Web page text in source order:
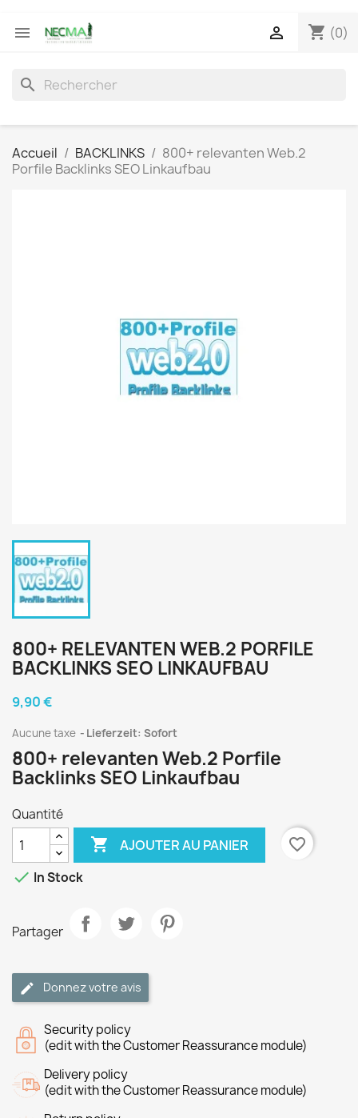
 shopping_cart (0)

search
Accueil BACKLINKS
800+ relevanten Web.2
Porfile Backlinks SEO Linkaufbau
800+ RELEVANTEN WEB.2 PORFILE
BACKLINKS SEO LINKAUFBAU
9,90 €
Aucune taxe Lieferzeit: Sofort
800+ relevanten Web.2 Porfile
Backlinks SEO Linkaufbau
Quantité
 AJOUTER AU PANIER
favorite_border
 In Stock
Partager
Donnez votre avis
Security policy
(edit with the Customer Reassurance module)
Delivery policy
(edit with the Customer Reassurance module)